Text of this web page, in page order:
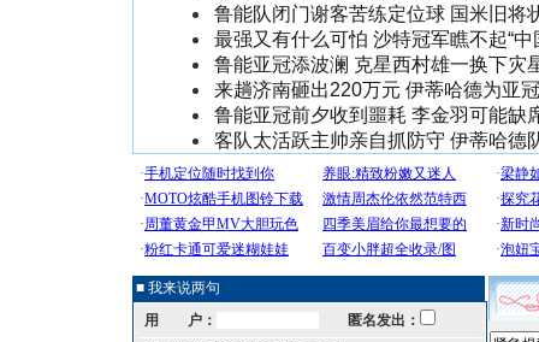
鲁能队闭门谢客苦练定位球 国米旧将
最强又有什么可怕 沙特冠军瞧不起“中
鲁能亚冠添波澜 克星西村雄一换下灾
来趟济南砸出220万元 伊蒂哈德为亚
鲁能亚冠前夕收到噩耗 李金羽可能缺
客队太活跃主帅亲自抓防守 伊蒂哈德
■ 我来说两句
用 户：
匿名发出：